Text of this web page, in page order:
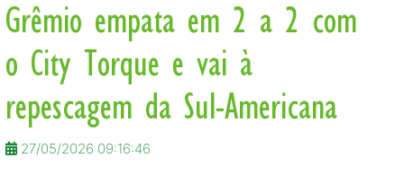
Grêmio empata em 2 a 2 com
o City Torque e vai à
repescagem da Sul-Americana
27/05/2026 09:16:46